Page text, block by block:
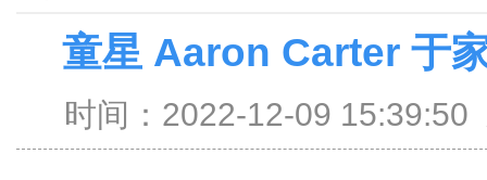
童星 Aaron Carter 于
时间：2022-12-09